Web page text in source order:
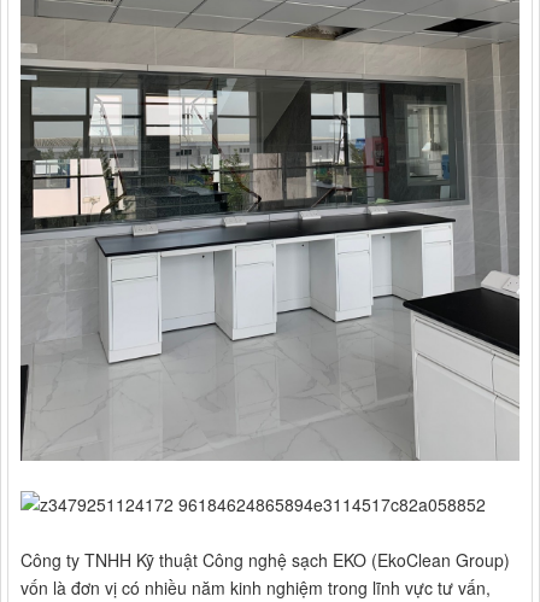
Công ty TNHH Kỹ thuật Công nghệ sạch EKO (EkoClean Group)
vốn là đơn vị có nhiều năm kinh nghiệm trong lĩnh vực tư vấn,